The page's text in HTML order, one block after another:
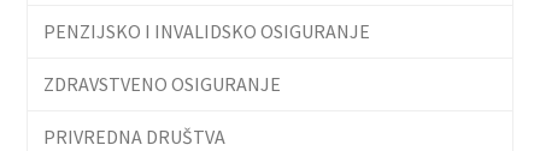
PENZIJSKO I INVALIDSKO OSIGURANJE
ZDRAVSTVENO OSIGURANJE
PRIVREDNA DRUŠTVA